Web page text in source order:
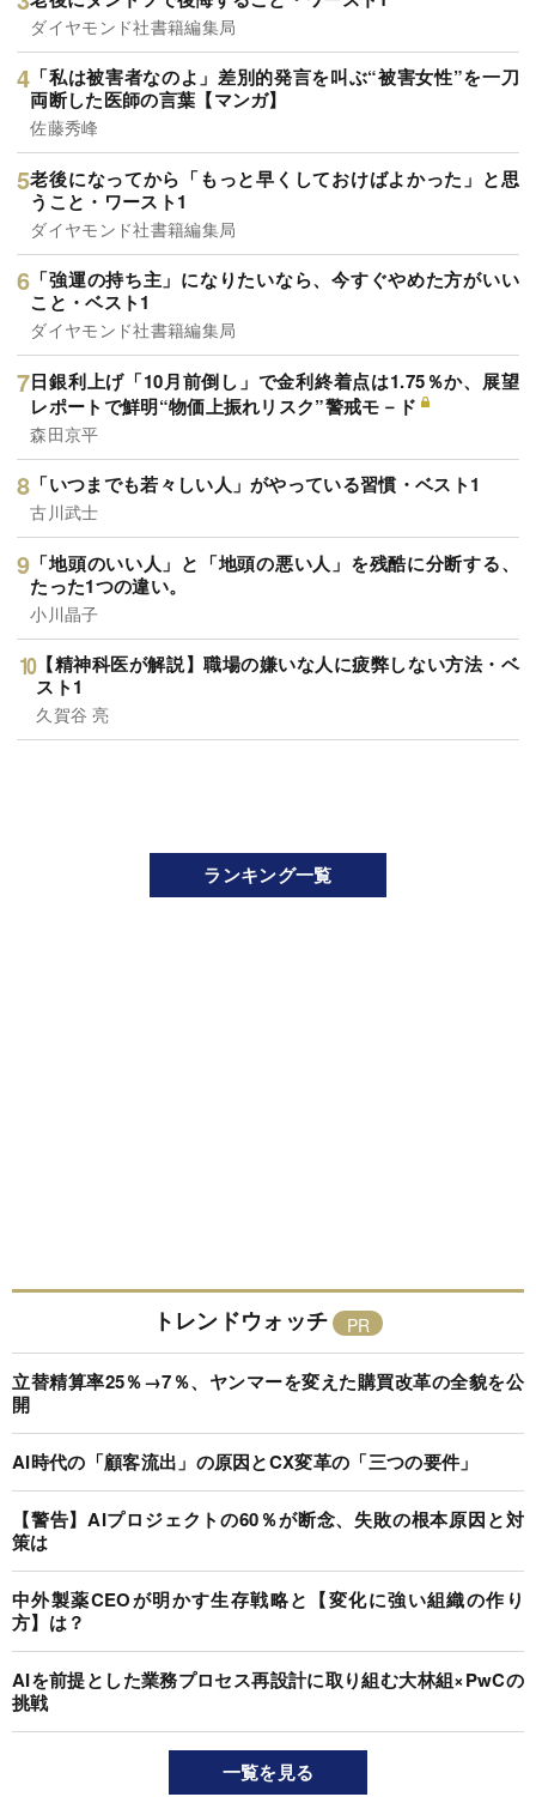
ダイヤモンド社書籍編集局
「私は被害者なのよ」差別的発言を叫ぶ“被害女性”を一刀
両断した医師の言葉【マンガ】
佐藤秀峰
老後になってから「もっと早くしておけばよかった」と思
うこと・ワースト1
ダイヤモンド社書籍編集局
「強運の持ち主」になりたいなら、今すぐやめた方がいい
こと・ベスト1
ダイヤモンド社書籍編集局
日銀利上げ「10月前倒し」で金利終着点は1.75％か、展望
レポートで鮮明“物価上振れリスク”警戒モ－ド
森田京平
「いつまでも若々しい人」がやっている習慣・ベスト1
古川武士
「地頭のいい人」と「地頭の悪い人」を残酷に分断する、
たった1つの違い。
小川晶子
【精神科医が解説】職場の嫌いな人に疲弊しない方法・ベ
スト1
久賀谷 亮
ランキング一覧
トレンドウォッチ
立替精算率25％→7％、ヤンマーを変えた購買改革の全貌を公
開
AI時代の「顧客流出」の原因とCX変革の「三つの要件」
【警告】AIプロジェクトの60％が断念、失敗の根本原因と対
策は
中外製薬CEOが明かす生存戦略と【変化に強い組織の作り
方】は？
AIを前提とした業務プロセス再設計に取り組む大林組×PwCの
挑戦
一覧を見る